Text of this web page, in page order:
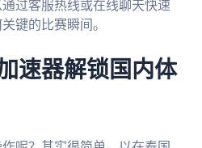
过客服热线或在线聊天快速
键的比赛瞬间。
速器解锁国内体